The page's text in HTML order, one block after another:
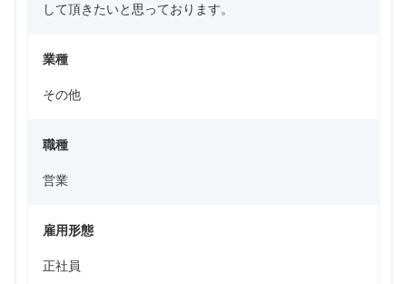
して頂きたいと思っております。
業種
その他
職種
営業
雇用形態
正社員